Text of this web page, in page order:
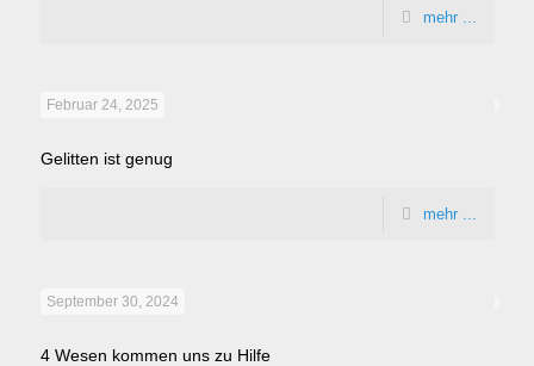
mehr ...
Februar 24, 2025
Gelitten ist genug
mehr ...
September 30, 2024
4 Wesen kommen uns zu Hilfe